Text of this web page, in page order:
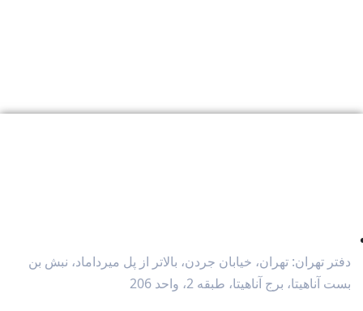
دفتر تهران: تهران، خیابان جردن، بالاتر از پل میرداماد، نبش بن
بست آناهیتا، برج آناهیتا، طبقه 2، واحد 206